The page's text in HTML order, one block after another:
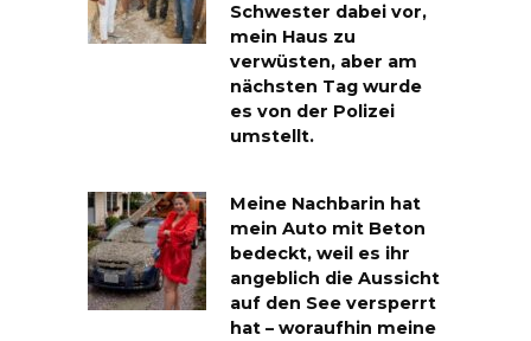
Schwester dabei vor,
mein Haus zu
verwüsten, aber am
nächsten Tag wurde
es von der Polizei
umstellt.
Meine Nachbarin hat
mein Auto mit Beton
bedeckt, weil es ihr
angeblich die Aussicht
auf den See versperrt
hat – woraufhin meine